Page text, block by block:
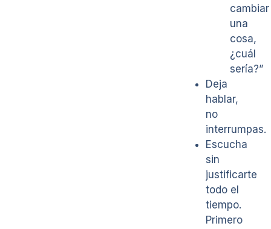
cambiar
una
cosa,
¿cuál
sería?”
Deja
hablar,
no
interrumpas.
Escucha
sin
justificarte
todo el
tiempo.
Primero